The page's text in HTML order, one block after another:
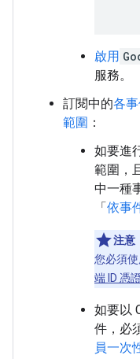
啟用
服務。
訂閱中的各
範圍 ：
如要進
範圍，
中一種
「依事
注意
您必須
端 ID 憑
如要以
件，必
員一次